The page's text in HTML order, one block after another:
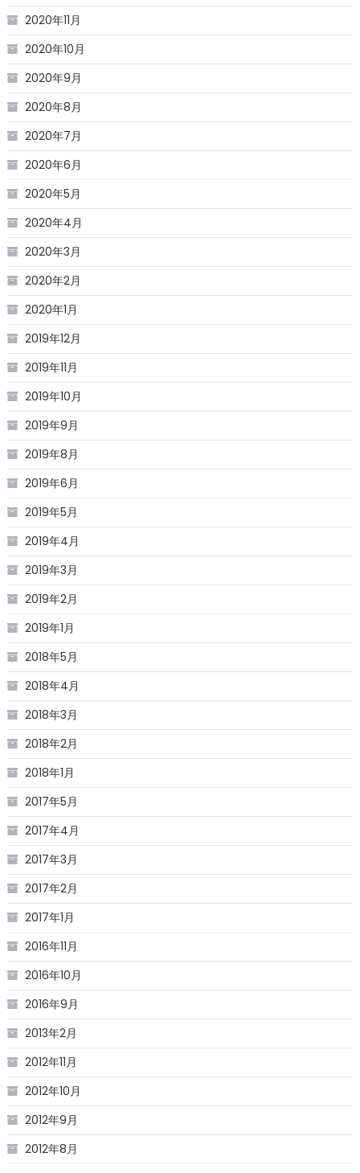
2020年11月
2020年10月
2020年9月
2020年8月
2020年7月
2020年6月
2020年5月
2020年4月
2020年3月
2020年2月
2020年1月
2019年12月
2019年11月
2019年10月
2019年9月
2019年8月
2019年6月
2019年5月
2019年4月
2019年3月
2019年2月
2019年1月
2018年5月
2018年4月
2018年3月
2018年2月
2018年1月
2017年5月
2017年4月
2017年3月
2017年2月
2017年1月
2016年11月
2016年10月
2016年9月
2013年2月
2012年11月
2012年10月
2012年9月
2012年8月